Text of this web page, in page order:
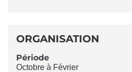
ORGANISATION
Période
Octobre à Février